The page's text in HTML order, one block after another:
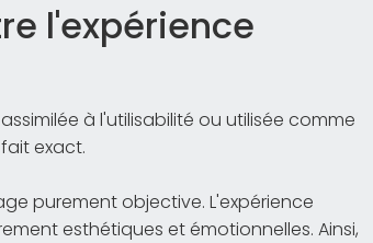
l'expérience
à l'utilisabilité ou utilisée comme
exact.
purement objective. L'expérience
esthétiques et émotionnelles. Ainsi,